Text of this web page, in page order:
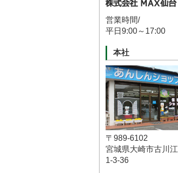
営業時間/
平日9:00～17:00
本社
〒989-6102
宮城県大崎市古川
1-3-36